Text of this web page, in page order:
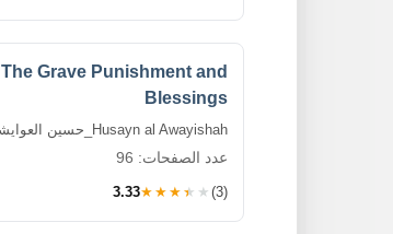
The Grave Punishment and
Blessings
Husayn al Awayishah_حسين العوايشة
عدد الصفحات: 96
3.33★★★★★ (3)